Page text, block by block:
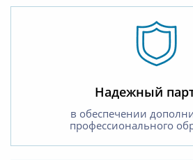
Надежный
в обеспечении
профессионального